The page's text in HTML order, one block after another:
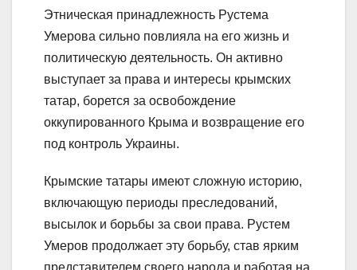
Этническая принадлежность Рустема
Умерова сильно повлияла на его жизнь и
политическую деятельность. Он активно
выступает за права и интересы крымских
татар, борется за освобождение
оккупированного Крыма и возвращение его
под контроль Украины.
Крымские татары имеют сложную историю,
включающую периоды преследований,
высылок и борьбы за свои права. Рустем
Умеров продолжает эту борьбу, став ярким
представителем своего народа и работая на